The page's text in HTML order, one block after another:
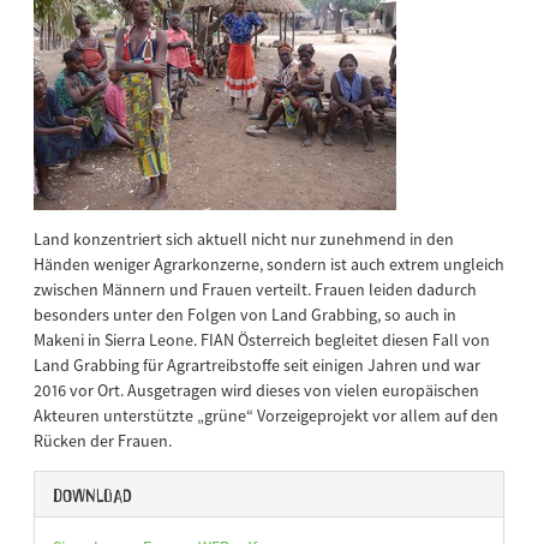
Land konzentriert sich aktuell nicht nur zunehmend in den
Händen weniger Agrarkonzerne, sondern ist auch extrem ungleich
zwischen Männern und Frauen verteilt. Frauen leiden dadurch
besonders unter den Folgen von Land Grabbing, so auch in
Makeni in Sierra Leone. FIAN Österreich begleitet diesen Fall von
Land Grabbing für Agrartreibstoffe seit einigen Jahren und war
2016 vor Ort. Ausgetragen wird dieses von vielen europäischen
Akteuren unterstützte „grüne“ Vorzeigeprojekt vor allem auf den
Rücken der Frauen.
Download